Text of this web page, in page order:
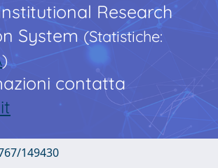
Research
System(Statistiche:
)
contatta
149430